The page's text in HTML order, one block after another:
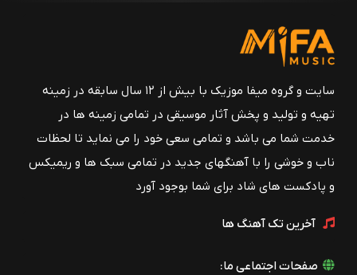
سایت و گروه میفا موزیک با بیش از ۱۲ سال سابقه در زمینه
تهیه و تولید و پخش آثار موسیقی در تمامی زمینه ها در
خدمت شما می باشد و تمامی سعی خود را می نماید تا لحظات
ناب و خوشی را با آهنگهای جدید در تمامی سبک ها و ریمیکس
و پادکست های شاد برای شما بوجود آورد
آخرین تک آهنگ ها
صفحات اجتماعی ما: